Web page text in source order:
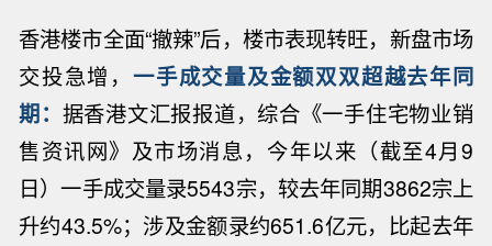
香港楼市全面“撤辣”后，楼市表现转旺，新盘市场
交投急增， 一手成交量及金额双双超越去年同
期： 据香港文汇报报道，综合《一手住宅物业销
售资讯网》及市场消息，今年以来（截至4月9
日）一手成交量录5543宗，较去年同期3862宗上
升约43.5%；涉及金额录约651.6亿元，比起去年